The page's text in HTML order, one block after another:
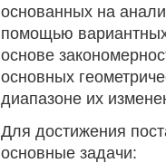
основанных на
помощью
основе
основных
диапазоне их
Для достижения
основные задачи: